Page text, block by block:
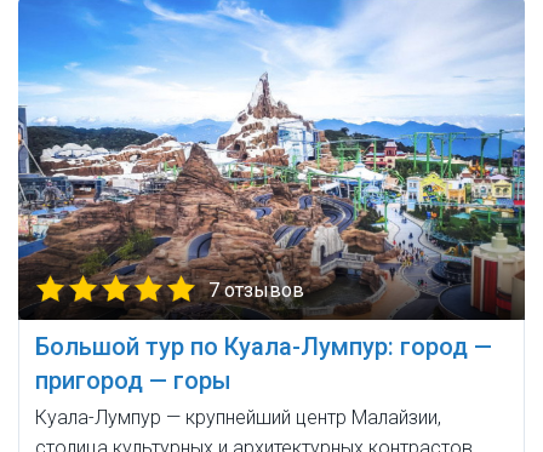
7 отзывов
Большой тур по Куала-Лумпур: город —
пригород — горы
Куала-Лумпур — крупнейший центр Малайзии,